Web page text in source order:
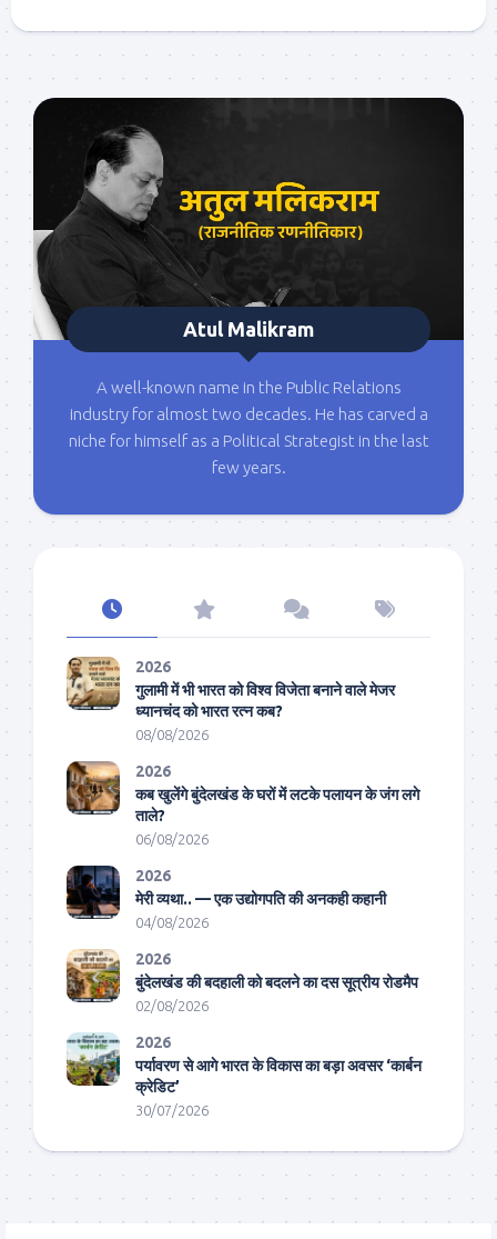
Atul Malikram
A well-known name in the Public Relations
industry for almost two decades. He has carved a
niche for himself as a Political Strategist in the last
few years.
2026
गुलामी में भी भारत को विश्व विजेता बनाने वाले मेजर
ध्यानचंद को भारत रत्न कब?
08/08/2026
2026
कब खुलेंगे बुंदेलखंड के घरों में लटके पलायन के जंग लगे
ताले?
06/08/2026
2026
मेरी व्यथा.. — एक उद्योगपति की अनकही कहानी
04/08/2026
2026
बुंदेलखंड की बदहाली को बदलने का दस सूत्रीय रोडमैप
02/08/2026
2026
पर्यावरण से आगे भारत के विकास का बड़ा अवसर ‘कार्बन
क्रेडिट’
30/07/2026